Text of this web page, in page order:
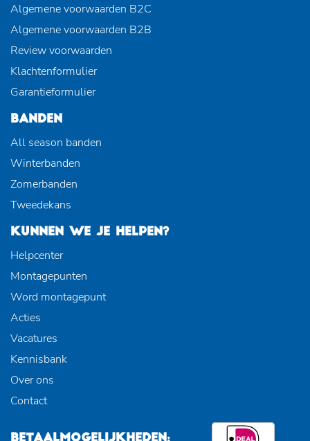
Algemene voorwaarden B2C
Algemene voorwaarden B2B
Review voorwaarden
Klachtenformulier
Garantieformulier
BANDEN
All season banden
Winterbanden
Zomerbanden
Tweedekans
KUNNEN WE JE HELPEN?
Helpcenter
Montagepunten
Word montagepunt
Acties
Vacatures
Kennisbank
Over ons
Contact